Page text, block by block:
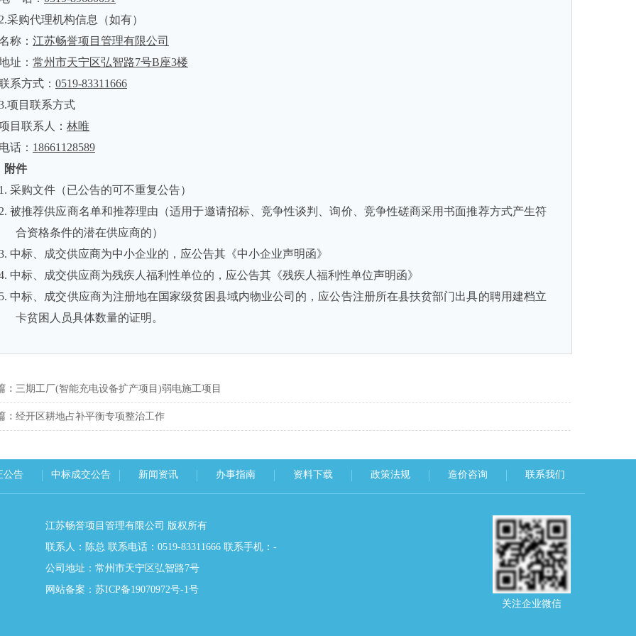
采购代理机构信息（如有）
称： 江苏畅誉项目管理有限公司
址： 常州市天宁区弘智路7号B座3楼
系方式： 0519-83311666
项目联系方式
目联系人： 林唯
话： 18661128589
附件
采购文件（已公告的可不重复公告）
被推荐供应商名单和推荐理由（适用于邀请招标、竞争性谈判、询价、竞争性磋商采用书面推荐方式产生符
合资格条件的潜在供应商的）
中标、成交供应商为中小企业的，应公告其《中小企业声明函》
中标、成交供应商为残疾人福利性单位的，应公告其《残疾人福利性单位声明函》
中标、成交供应商为注册地在国家级贫困县域内物业公司的，应公告注册所在县扶贫部门出具的聘用建档立
卡贫困人员具体数量的证明。
： 三期工厂(智能充电设备扩产项目)弱电施工项目
： 经开区耕地占补平衡专项整治工作
公告 中标成交公告 新闻资讯 办事指南 资料下载 政策法规 造价咨询 联系我们
江苏畅誉项目管理有限公司 版权所有
联系人：陈总 联系电话：0519-83311666 联系手机：-
公司地址：常州市天宁区弘智路7号
网站备案：苏ICP备19070972号-1号
关注企业微信